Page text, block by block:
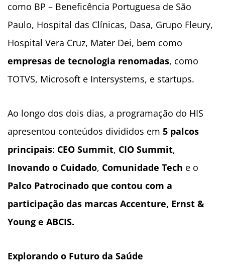
como BP – Beneficência Portuguesa de São
Paulo, Hospital das Clínicas, Dasa, Grupo Fleury,
Hospital Vera Cruz, Mater Dei, bem como
empresas de tecnologia renomadas, como
TOTVS, Microsoft e Intersystems, e startups.
Ao longo dos dois dias, a programação do HIS
apresentou conteúdos divididos em 5 palcos
principais: CEO Summit, CIO Summit,
Inovando o Cuidado, Comunidade Tech e o
Palco Patrocinado que contou com a
participação das marcas Accenture, Ernst &
Young e ABCIS.
Explorando o Futuro da Saúde